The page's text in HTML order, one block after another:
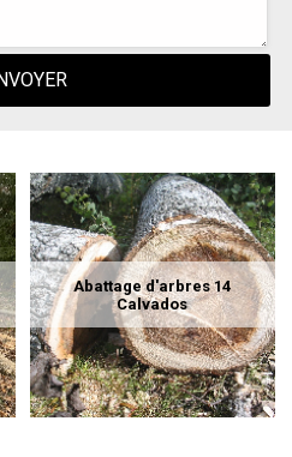
Abattage d'arbres 14
Calvados